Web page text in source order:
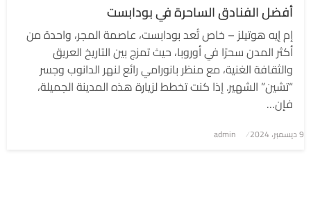
أفضل الفنادق الساحرة في بودابست
إم إيه هوتيلز – خاص تُعد بودابست، عاصمة المجر، واحدة من
أكثر المدن سحرًا في أوروبا، حيث تمزج بين التاريخ العريق
والثقافة الغنية، مع منظر بانورامي رائع لنهر الدانوب وجسر
“تشين” الشهير. إذا كنت تخطط لزيارة هذه المدينة الجميلة،
فإن…
نُشر
9 ديسمبر، 2024 admin